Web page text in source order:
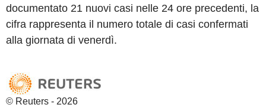
documentato 21 nuovi casi nelle 24 ore precedenti, la
cifra rappresenta il numero totale di casi confermati
alla giornata di venerdì.
© Reuters - 2026